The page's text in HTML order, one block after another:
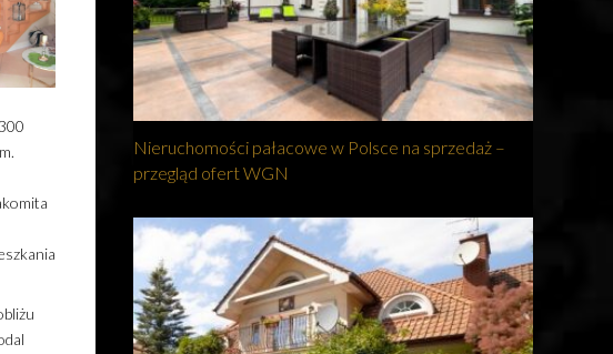
Nieruchomości pałacowe w Polsce na sprzedaż –
przegląd ofert WGN